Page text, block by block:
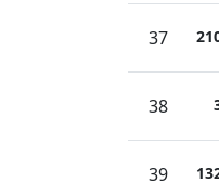
37
38
39